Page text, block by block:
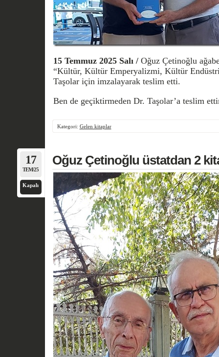
15 Temmuz 2025 Salı /Oğuz Çetinoğlu
“Kültür, Kültür Emperyalizmi, Kültür
Taşolar için imzalayarak teslim etti.
Ben de geçiktirmeden Dr. Taşolar’a teslim
Kategori: Gelen kitaplar
17
TEM/25
Kapalı
Oğuz Çetinoğlu üstatdan 2